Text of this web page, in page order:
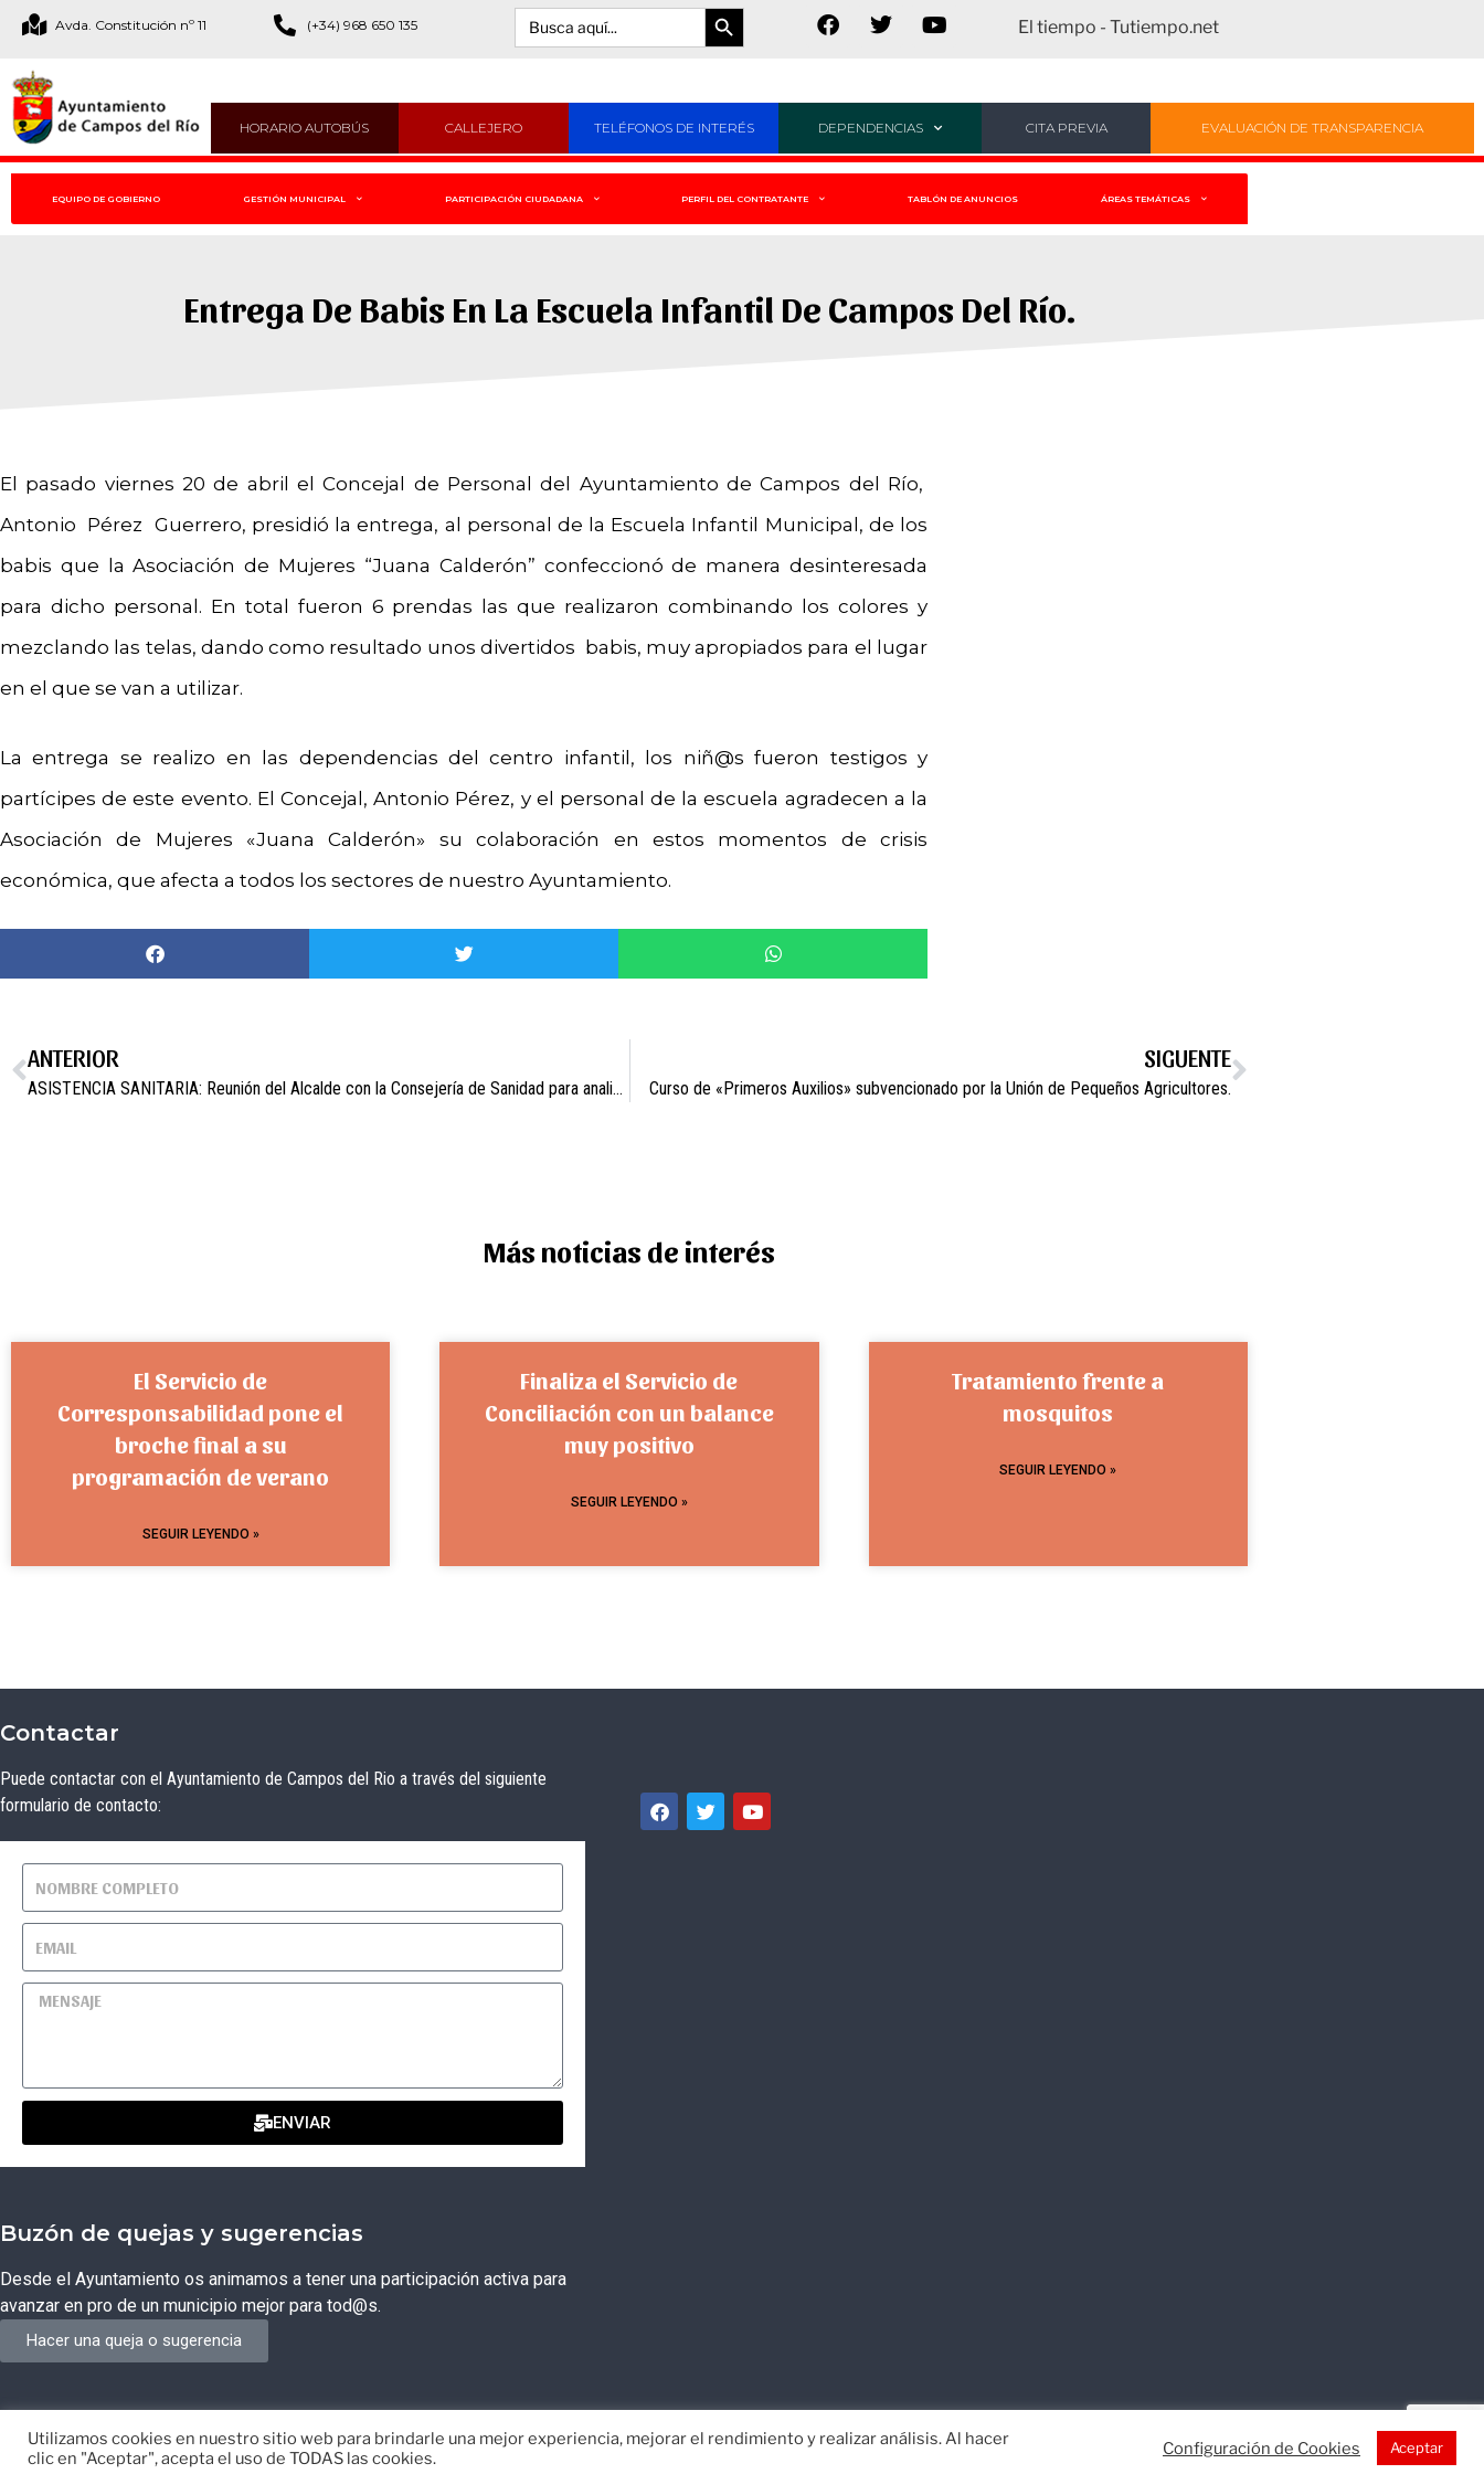
Avda. Constitución nº 11 (+34) 968 650 135 Buscar:
Botón de búsqueda
El tiempo - Tutiempo.net
HORARIO AUTOBÚS CALLEJERO TELÉFONOS DE INTERÉS DEPENDENCIAS CITA PREVIA EVALUACIÓN DE TRANSPARENCIA
EQUIPO DE GOBIERNO GESTIÓN MUNICIPAL PARTICIPACIÓN CIUDADANA PERFIL DEL CONTRATANTE TABLÓN DE ANUNCIOS ÁREAS TEMÁTICAS
Entrega De Babis En La Escuela Infantil De Campos Del Río.
El pasado viernes 20 de abril el Concejal de Personal del Ayuntamiento de Campos del Río,
Antonio Pérez Guerrero, presidió la entrega, al personal de la Escuela Infantil Municipal, de los
babis que la Asociación de Mujeres “Juana Calderón” confeccionó de manera desinteresada
para dicho personal. En total fueron 6 prendas las que realizaron combinando los colores y
mezclando las telas, dando como resultado unos divertidos babis, muy apropiados para el lugar
en el que se van a utilizar.
La entrega se realizo en las dependencias del centro infantil, los niñ@s fueron testigos y
partícipes de este evento. El Concejal, Antonio Pérez, y el personal de la escuela agradecen a la
Asociación de Mujeres «Juana Calderón» su colaboración en estos momentos de crisis
económica, que afecta a todos los sectores de nuestro Ayuntamiento.
ANTERIOR
ASISTENCIA SANITARIA: Reunión del Alcalde con la Consejería de Sanidad para analizar la situación de la atención sanitaria continuada en Campos del Río.
SIGUENTE
Curso de «Primeros Auxilios» subvencionado por la Unión de Pequeños Agricultores.
Más noticias de interés
El Servicio de
Corresponsabilidad pone el
broche final a su
programación de verano
SEGUIR LEYENDO »
Finaliza el Servicio de
Conciliación con un balance
muy positivo
SEGUIR LEYENDO »
Tratamiento frente a
mosquitos
SEGUIR LEYENDO »
Contactar
Puede contactar con el Ayuntamiento de Campos del Rio a través del siguiente
formulario de contacto:
ENVIAR
Buzón de quejas y sugerencias
Desde el Ayuntamiento os animamos a tener una participación activa para
avanzar en pro de un municipio mejor para tod@s.
Hacer una queja o sugerencia
© Ayuntamiento de Campos del Río de Murcia Desarrollado porEISI Aviso Legal Política de Privacidad Cookies
Utilizamos cookies en nuestro sitio web para brindarle una mejor experiencia, mejorar el rendimiento y realizar análisis. Al hacer
clic en "Aceptar", acepta el uso de TODAS las cookies.
Configuración de Cookies Aceptar